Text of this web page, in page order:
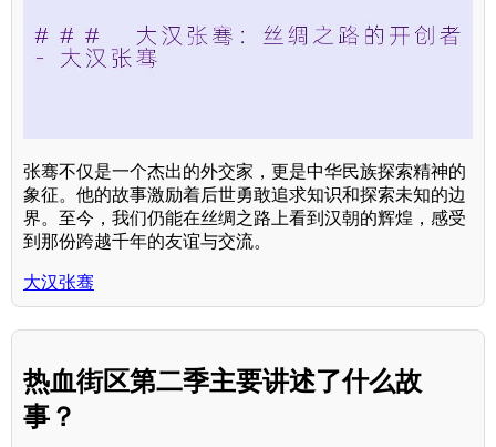
张骞不仅是一个杰出的外交家，更是中华民族探索精神的
象征。他的故事激励着后世勇敢追求知识和探索未知的边
界。至今，我们仍能在丝绸之路上看到汉朝的辉煌，感受
到那份跨越千年的友谊与交流。
大汉张骞
热血街区第二季主要讲述了什么故
事？